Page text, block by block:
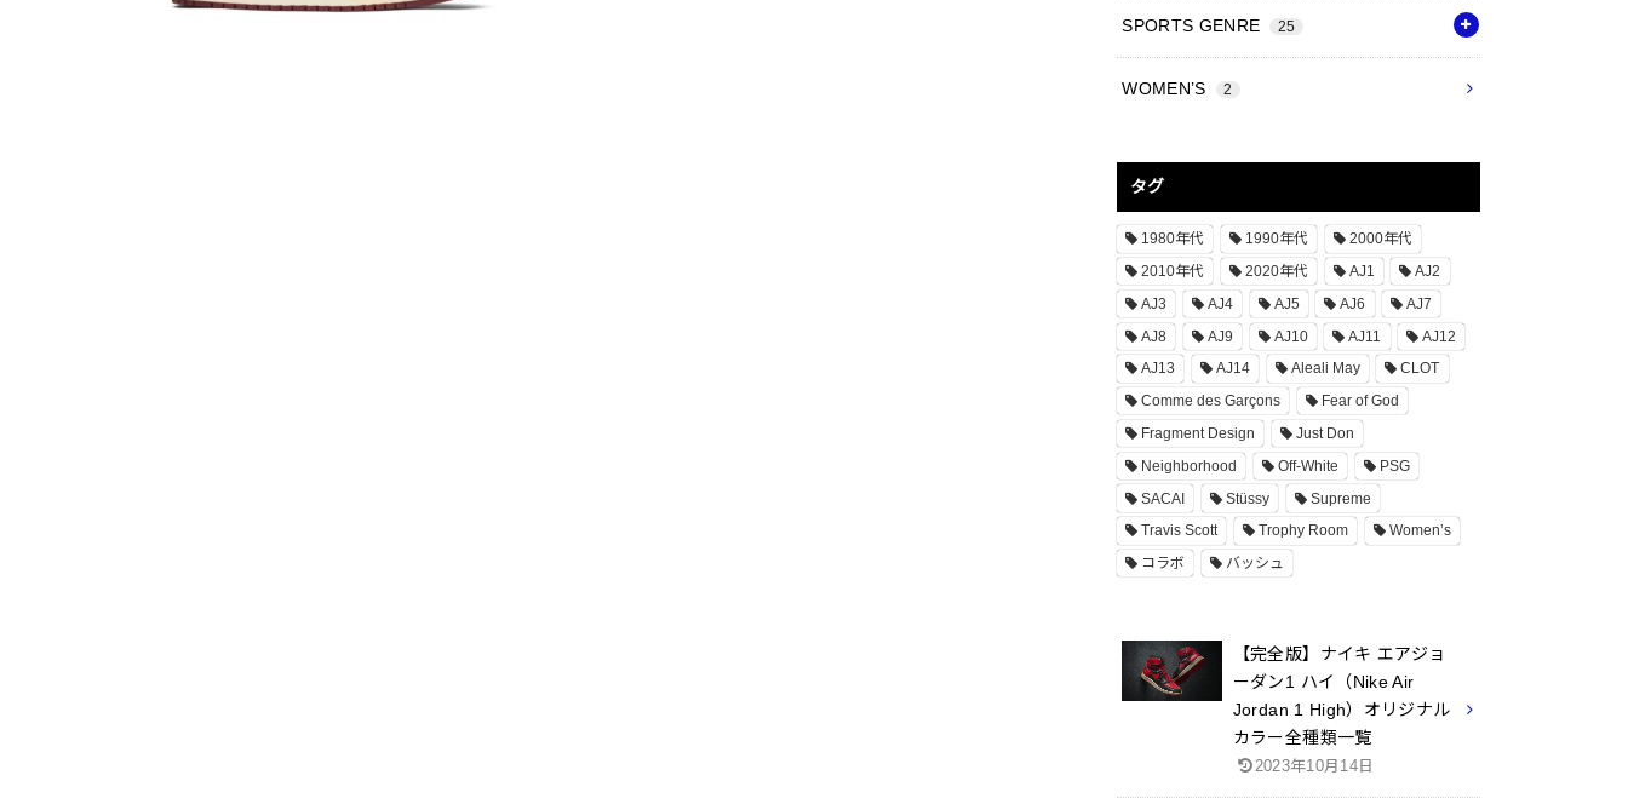
SPORTS GENRE 25
WOMEN’S 2
タグ
1980年代 1990年代
2000年代
2010年代
2020年代 AJ1
AJ2
AJ3
AJ4 AJ5 AJ6
AJ7
AJ8
AJ9 AJ10 AJ11
AJ12
AJ13
AJ14 Aleali May
CLOT
Comme des Garçons
Fear of God
Fragment Design
Just Don
Neighborhood
Off-White
PSG
SACAI
Stüssy
Supreme
Travis Scott
Trophy Room
Women’s
コラボ
バッシュ
【完全版】ナイキ エアジョ
ーダン1 ハイ（Nike Air
Jordan 1 High）オリジナル
カラー全種類一覧
2023年10月14日